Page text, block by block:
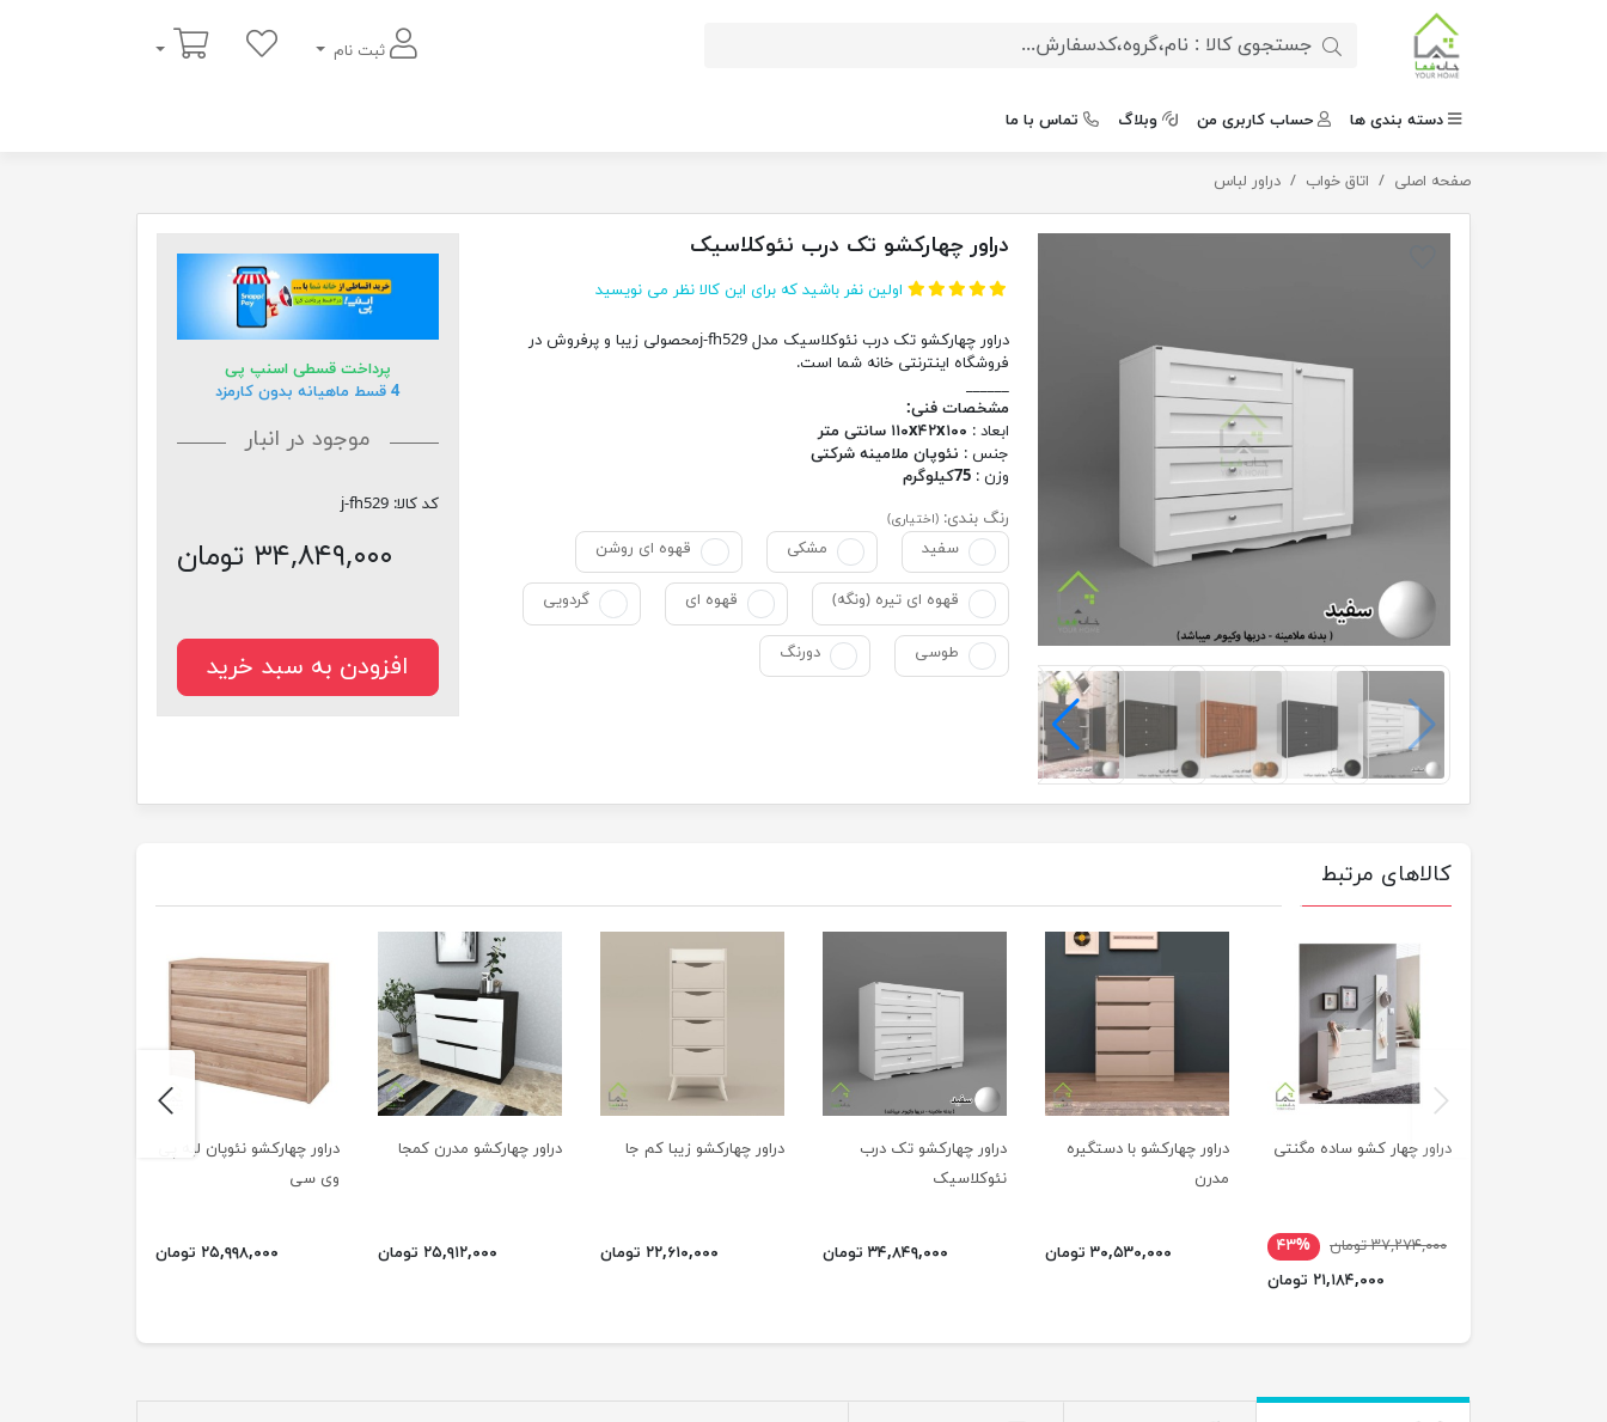
ثبت نام
سبد خرید
دسته بندی ها حساب کاربری من وبلاگ تماس با ما
صفحه اصلی اتاق خواب دراور لباس
دراور چهارکشو تک درب نئوکلاسیک
دراور چهارکشو تک درب نئوکلاسیک
اولین نفر باشید که برای این کالا نظر می نویسید
دراور چهارکشو تک درب نئوکلاسیک مدل j-fh529محصولی زیبا و پرفروش در
فروشگاه اینترنتی خانه شما است.
______
مشخصات فنی:
ابعاد : ۱۱۰x۴۲x۱۰۰ سانتی متر
جنس : نئوپان ملامینه شرکتی
وزن : 75کیلوگرم
رنگ بندی: (اختیاری)
سفید مشکی قهوه ای روشن
قهوه ای تیره (ونگه) قهوه ای گردویی
طوسی دورنگ
پرداخت قسطی اسنپ پی
4 قسط ماهیانه بدون کارمزد
موجود در انبار
کد کالا: j-fh529
۳۴,۸۴۹,۰۰۰ تومان
افزودن به سبد خرید
کالاهای مرتبط
دراور چهار کشو ساده مگنتی
۳۷,۲۷۴,۰۰۰ تومان
۴۳%
۲۱,۱۸۴,۰۰۰ تومان
دراور چهارکشو با دستگیره
مدرن
۳۰,۵۳۰,۰۰۰ تومان
دراور چهارکشو تک درب
نئوکلاسیک
۳۴,۸۴۹,۰۰۰ تومان
دراور چهارکشو زیبا کم جا
۲۲,۶۱۰,۰۰۰ تومان
دراور چهارکشو مدرن کمجا
۲۵,۹۱۲,۰۰۰ تومان
دراور چهارکشو نئوپان لبه پی
وی سی
۲۵,۹۹۸,۰۰۰ تومان
previus
next